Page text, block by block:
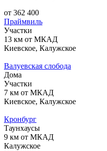
от 362 400
Праймвиль
Участки
13 км от МКАД
Киевское, Калужское
Валуевская слобода
Дома
Участки
7 км от МКАД
Киевское, Калужское
Кронбург
Таунхаусы
9 км от МКАД
Калужское